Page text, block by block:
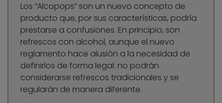
Los “Alcopops” son un nuevo concepto de
producto que, por sus características, podría
prestarse a confusiones. En principio, son
refrescos con alcohol, aunque el nuevo
reglamento hace alusión a la necesidad de
definirlos de forma legal: no podrán
considerarse refrescos tradicionales y se
regularán de manera diferente.